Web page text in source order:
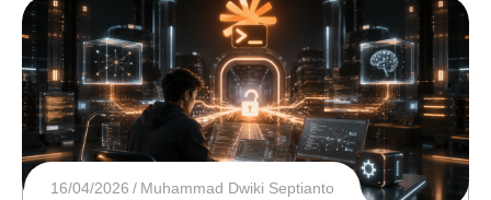
16/04/2026 Muhammad Dwiki Septianto